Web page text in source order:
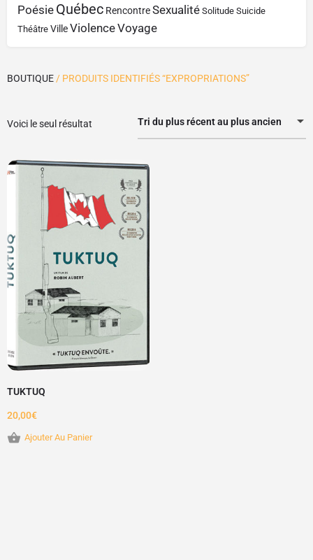
Poésie Québec RencontreSexualité Solitude Suicide
Théâtre VilleViolenceVoyage
BOUTIQUE / PRODUITS IDENTIFIÉS “EXPROPRIATIONS”
Voici le seul résultat Tri du plus récent au plus ancien
TUKTUQ
20,00€
Ajouter Au Panier